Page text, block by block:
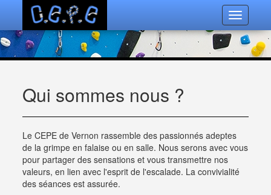
Toggle
Qui sommes nous ?
Le CEPE de Vernon rassemble des passionnés adeptes
de la grimpe en falaise ou en salle. Nous serons avec vous
pour partager des sensations et vous transmettre nos
valeurs, en lien avec l'esprit de l'escalade. La convivialité
des séances est assurée.